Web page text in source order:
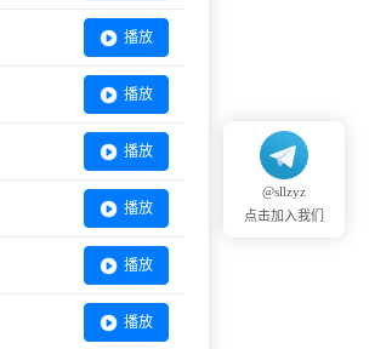
播放
播放
播放
播放
播放
播放
@sllzyz
点击加入我们